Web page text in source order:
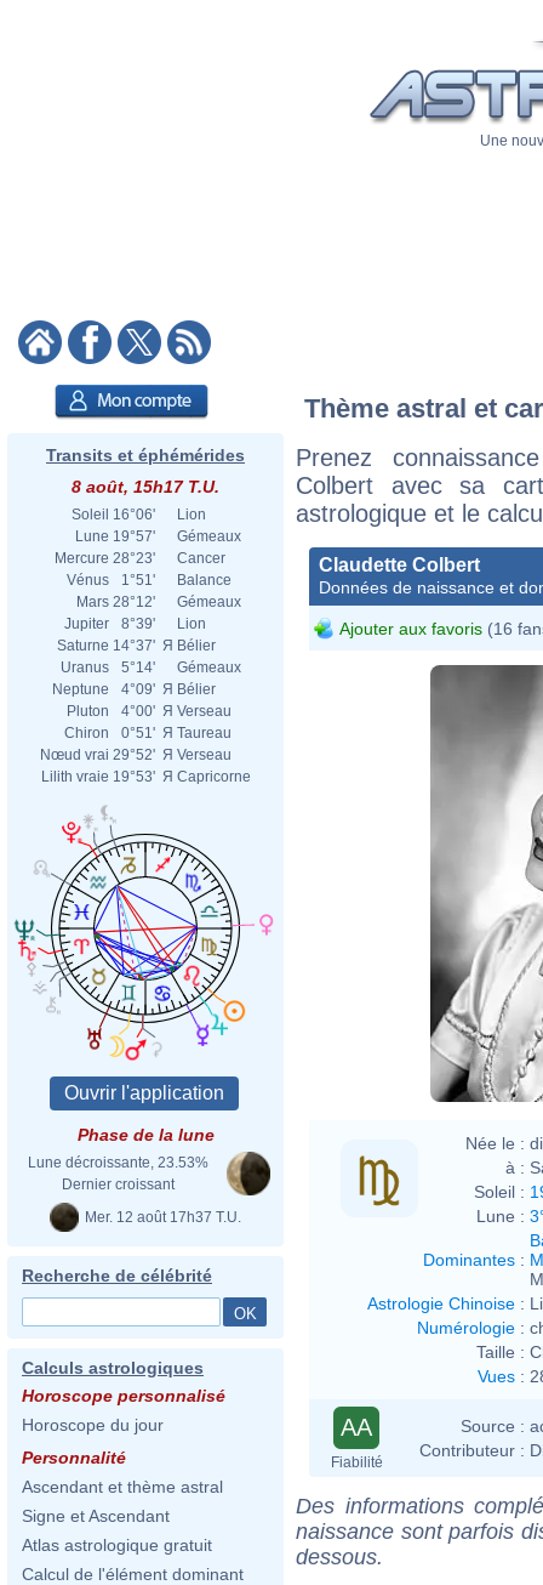
Une
Transits et éphémérides
8 août, 15h17 T.U.
Soleil 16°06'
Lion
Lune 19°57'
Gémeaux
Mercure 28°23'
Cancer
Vénus
1°51'
Balance
Mars 28°12'
Gémeaux
Jupiter
8°39'
Lion
Saturne 14°37' Я Bélier
Uranus
5°14'
Gémeaux
Neptune
4°09' Я Bélier
Pluton
4°00' Я Verseau
Chiron
0°51' Я Taureau
Nœud vrai 29°52' Я Verseau
Lilith vraie 19°53' Я Capricorne
Phase de la lune
Lune décroissante, 23.53%
Dernier croissant
Mer. 12 août 17h37 T.U.
Recherche de célébrité
Calculs astrologiques
Horoscope personnalisé
Horoscope du jour
Personnalité
Ascendant et thème astral
Signe et Ascendant
Atlas astrologique gratuit
Calcul de l'élément dominant
Thème astral et
Prenez
Colbert avec sa
astrologique et le
Claudette Colbert
Données de naissance et
Ajouter aux favoris (16
Née le :
à :
Soleil :
Lune :
Dominantes :
Astrologie Chinoise :
Numérologie :
Taille :
Vues :
AA
Fiabilité
Source :
Contributeur :
Des informations
naissance sont parfois
dessous.